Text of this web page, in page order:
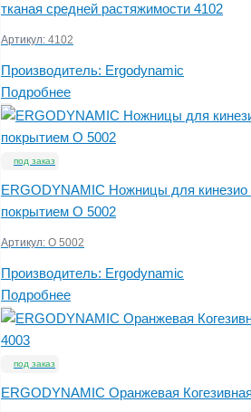
тканая средней растяжимости 4102
Артикул: 4102
Производитель: Ergodynamic
Подробнее
под заказ
ERGODYNAMIC Ножницы для
покрытием O 5002
Артикул: O 5002
Производитель: Ergodynamic
Подробнее
под заказ
ERGODYNAMIC Оранжевая